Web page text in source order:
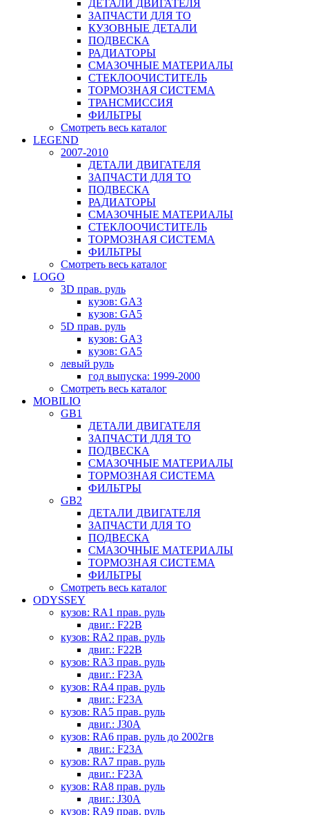
ДЕТАЛИ ДВИГАТЕЛЯ
ЗАПЧАСТИ ДЛЯ ТО
КУЗОВНЫЕ ДЕТАЛИ
ПОДВЕСКА
РАДИАТОРЫ
СМАЗОЧНЫЕ МАТЕРИАЛЫ
СТЕКЛООЧИСТИТЕЛЬ
ТОРМОЗНАЯ СИСТЕМА
ТРАНСМИССИЯ
ФИЛЬТРЫ
Смотреть весь каталог
LEGEND
2007-2010
ДЕТАЛИ ДВИГАТЕЛЯ
ЗАПЧАСТИ ДЛЯ ТО
ПОДВЕСКА
РАДИАТОРЫ
СМАЗОЧНЫЕ МАТЕРИАЛЫ
СТЕКЛООЧИСТИТЕЛЬ
ТОРМОЗНАЯ СИСТЕМА
ФИЛЬТРЫ
Смотреть весь каталог
LOGO
3D прав. руль
кузов: GA3
кузов: GA5
5D прав. руль
кузов: GA3
кузов: GA5
левый руль
год выпуска: 1999-2000
Смотреть весь каталог
MOBILIO
GB1
ДЕТАЛИ ДВИГАТЕЛЯ
ЗАПЧАСТИ ДЛЯ ТО
ПОДВЕСКА
СМАЗОЧНЫЕ МАТЕРИАЛЫ
ТОРМОЗНАЯ СИСТЕМА
ФИЛЬТРЫ
GB2
ДЕТАЛИ ДВИГАТЕЛЯ
ЗАПЧАСТИ ДЛЯ ТО
ПОДВЕСКА
СМАЗОЧНЫЕ МАТЕРИАЛЫ
ТОРМОЗНАЯ СИСТЕМА
ФИЛЬТРЫ
Смотреть весь каталог
ODYSSEY
кузов: RA1 прав. руль
двиг.: F22B
кузов: RA2 прав. руль
двиг.: F22B
кузов: RA3 прав. руль
двиг.: F23A
кузов: RA4 прав. руль
двиг.: F23A
кузов: RA5 прав. руль
двиг.: J30A
кузов: RA6 прав. руль до 2002гв
двиг.: F23A
кузов: RA7 прав. руль
двиг.: F23A
кузов: RA8 прав. руль
двиг.: J30A
кузов: RA9 прав. руль